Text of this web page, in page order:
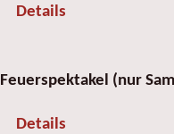
Details
Feuerspektakel (nur
Details